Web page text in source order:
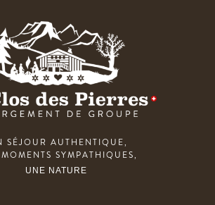
SÉJOUR AUTHENTIQUE,
SYMPATHIQUES,
UNE NATURE